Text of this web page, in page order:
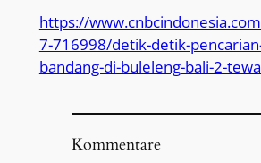
https://
7-716998/detik-detik-
bandang-di-buleleng-bali-2-
Kommentare